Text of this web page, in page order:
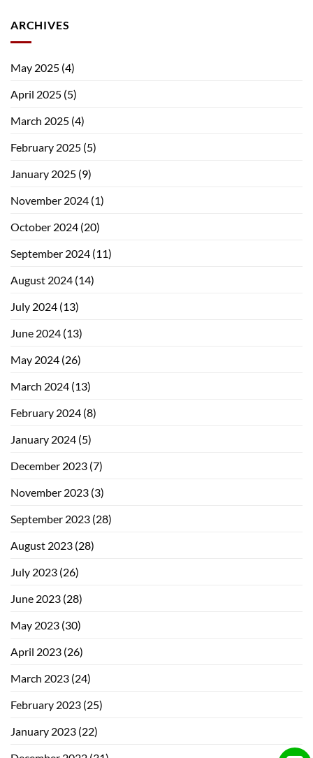
ARCHIVES
May 2025 (4)
April 2025 (5)
March 2025 (4)
February 2025 (5)
January 2025 (9)
November 2024 (1)
October 2024 (20)
September 2024 (11)
August 2024 (14)
July 2024 (13)
June 2024 (13)
May 2024 (26)
March 2024 (13)
February 2024 (8)
January 2024 (5)
December 2023 (7)
November 2023 (3)
September 2023 (28)
August 2023 (28)
July 2023 (26)
June 2023 (28)
May 2023 (30)
April 2023 (26)
March 2023 (24)
February 2023 (25)
January 2023 (22)